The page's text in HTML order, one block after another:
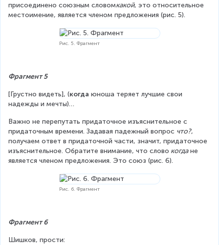
присоединено союзным словомкакой, это относительное
местоимение, является членом предложения (рис. 5).
Рис. 5. Фрагмент
Фрагмент 5
[Грустно видеть], (когда юноша теряет лучшие свои
надежды и мечты)…
Важно не перепутать придаточное изъяснительное с
придаточным времени. Задавая падежный вопрос что?,
получаем ответ в придаточной части, значит, придаточное
изъяснительное. Обратите внимание, что слово когда не
является членом предложения. Это союз (рис. 6).
Рис. 6. Фрагмент
Фрагмент 6
Шишков, прости: